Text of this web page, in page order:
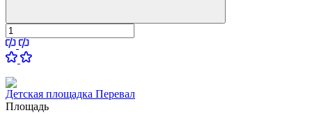
Детская площадка Перевал
Площадь